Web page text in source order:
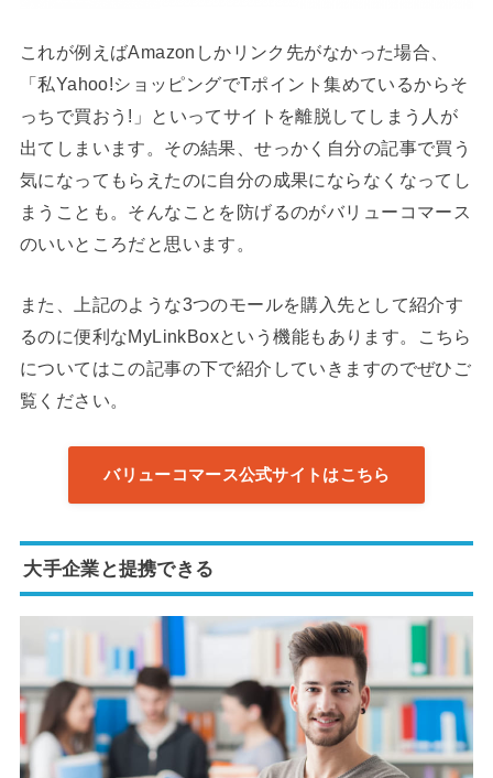
これが例えばAmazonしかリンク先がなかった場合、
「私Yahoo!ショッピングでTポイント集めているからそ
っちで買おう!」といってサイトを離脱してしまう人が
出てしまいます。その結果、せっかく自分の記事で買う
気になってもらえたのに自分の成果にならなくなってし
まうことも。そんなことを防げるのがバリューコマース
のいいところだと思います。
また、上記のような3つのモールを購入先として紹介す
るのに便利なMyLinkBoxという機能もあります。こちら
についてはこの記事の下で紹介していきますのでぜひご
覧ください。
バリューコマース公式サイトはこちら
大手企業と提携できる